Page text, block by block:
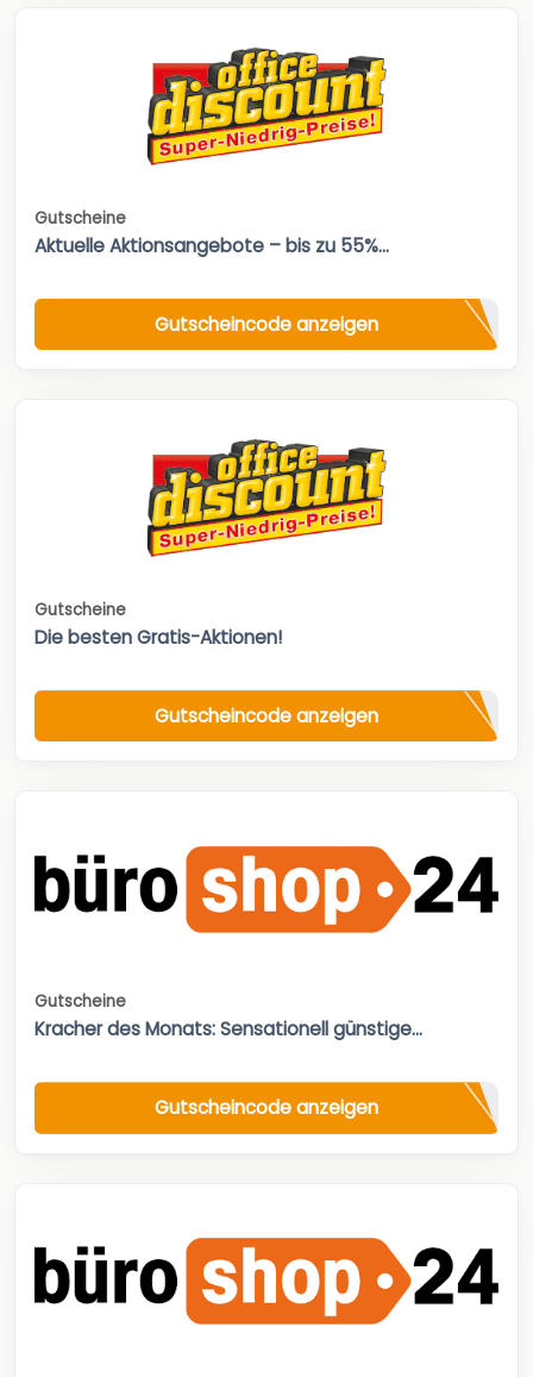
Gutscheine
Aktuelle Aktionsangebote – bis zu 55%...
Gutscheincode anzeigen
Gutscheine
Die besten Gratis-Aktionen!
Gutscheincode anzeigen
Gutscheine
Kracher des Monats: Sensationell günstige...
Gutscheincode anzeigen